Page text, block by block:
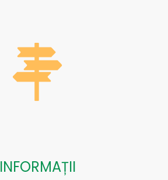
INFORMAȚII